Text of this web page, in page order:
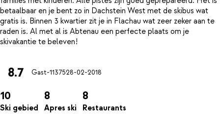
betaalbaar en je bent zo in Dachstein West met de skibus wat
gratis is. Binnen 3 kwartier zit je in Flachau wat zeer zeker aan te
raden is. Al met al is Abtenau een perfecte plaats om je
8.7 Gast-1137528-02-2018
10
Ski gebied
8
Apres ski
8
Restaurants